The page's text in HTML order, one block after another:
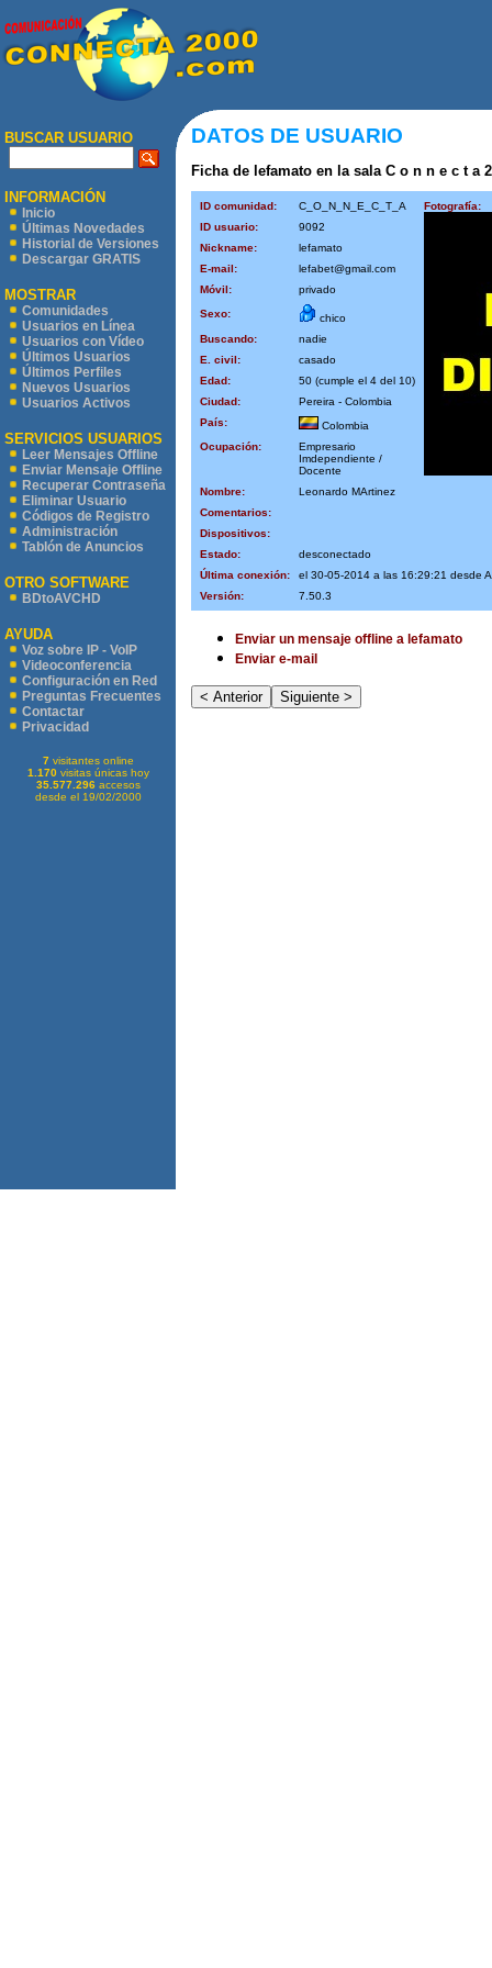
BUSCAR USUARIO
INFORMACIÓN
Inicio
Últimas Novedades
Historial de Versiones
Descargar GRATIS
MOSTRAR
Comunidades
Usuarios en Línea
Usuarios con Vídeo
Últimos Usuarios
Últimos Perfiles
Nuevos Usuarios
Usuarios Activos
SERVICIOS USUARIOS
Leer Mensajes Offline
Enviar Mensaje Offline
Recuperar Contraseña
Eliminar Usuario
Códigos de Registro
Administración
Tablón de Anuncios
OTRO SOFTWARE
BDtoAVCHD
AYUDA
Voz sobre IP - VoIP
Videoconferencia
Configuración en Red
Preguntas Frecuentes
Contactar
Privacidad
7visitantes online
1.170visitas únicas hoy
35.577.296accesos
desde el 19/02/2000
DATOS DE USUARIO
Ficha de lefamato en la sala C o n n e c t a
ID comunidad: C_O_N_N_E_C_T_A
Fotografía:
ID usuario:
9092
Nickname:
lefamato
E-mail:
lefabet@gmail.com
Móvil:
privado
Sexo:
chico
Buscando:
nadie
E. civil:
casado
Edad:
50 (cumple el 4 del 10)
Ciudad:
Pereira - Colombia
País:
Colombia
Ocupación:
Empresario
Imdependiente /
Docente
Nombre:
Leonardo MArtinez
Comentarios:
Dispositivos:
Estado:
desconectado
Última conexión:
el 30-05-2014 a las 16:29:21 desde
Versión:
7.50.3
Enviar un mensaje offline a lefamato
Enviar e-mail